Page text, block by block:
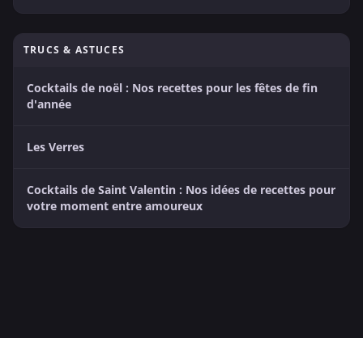
TRUCS & ASTUCES
Cocktails de noël : Nos recettes pour les fêtes de fin
d'année
Les Verres
Cocktails de Saint Valentin : Nos idées de recettes pour
votre moment entre amoureux